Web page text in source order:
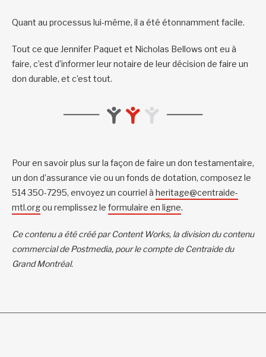
Quant au processus lui-même, il a été étonnamment facile.
Tout ce que Jennifer Paquet et Nicholas Bellows ont eu à
faire, c’est d’informer leur notaire de leur décision de faire un
don durable, et c’est tout.
Pour en savoir plus sur la façon de faire un don testamentaire,
un don d’assurance vie ou un fonds de dotation, composez le
514 350-7295, envoyez un courriel à heritage@centraide-
mtl.orgou remplissez le formulaire en ligne.
Ce contenu a été créé par Content Works, la division du contenu
commercial de Postmedia, pour le compte de Centraide du
Grand Montréal.